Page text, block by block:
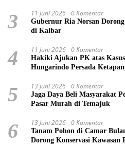
3 11 Juni 2026 0 Komentar
Gubernur Ria Norsan
di Kalbar
4 11 Juni 2026 0 Komentar
Hakiki Ajukan PK atas
Hungarindo Persada
5 13 Juni 2026 0 Komentar
Jaga Daya Beli Masyarakat
Pasar Murah di Temajuk
6 13 Juni 2026 0 Komentar
Tanam Pohon di Camar
Dorong Konservasi Kawasan